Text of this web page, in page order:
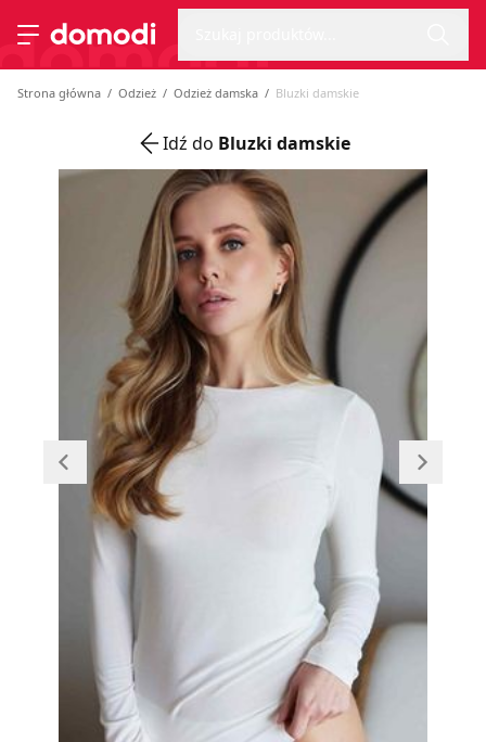
Przełącz menu
Strona główna
Strona główna Odzież Odzież damska Bluzki damskie
Idź do Bluzki damskie
Przesuń w lewo